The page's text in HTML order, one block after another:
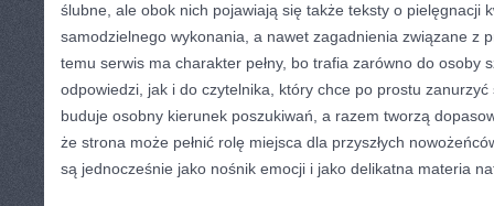
ślubne, ale obok nich pojawiają się także teksty o pielęgnacji
samodzielnego wykonania, a nawet zagadnienia związane z
temu serwis ma charakter pełny, bo trafia zarówno do osoby
odpowiedzi, jak i do czytelnika, który chce po prostu zanurzyć
buduje osobny kierunek poszukiwań, a razem tworzą
że strona może pełnić rolę miejsca dla przyszłych
są jednocześnie jako nośnik emocji i jako delikatna materia